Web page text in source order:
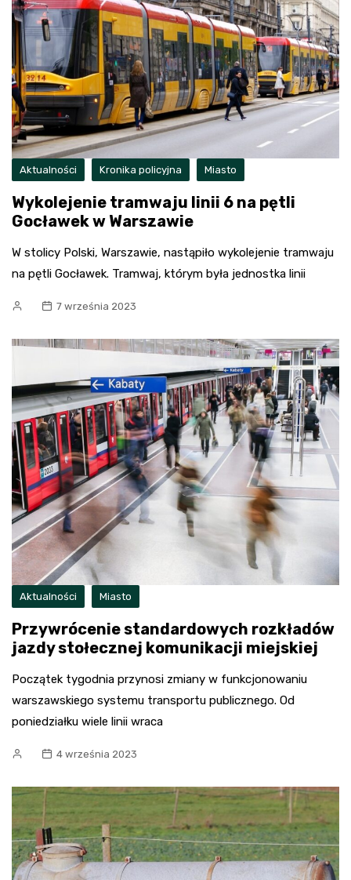
Aktualności Kronika policyjna Miasto
Wykolejenie tramwaju linii 6 na pętli
Gocławek w Warszawie
W stolicy Polski, Warszawie, nastąpiło wykolejenie tramwaju
na pętli Gocławek. Tramwaj, którym była jednostka linii
7 września 2023
Aktualności Miasto
Przywrócenie standardowych rozkładów
jazdy stołecznej komunikacji miejskiej
Początek tygodnia przynosi zmiany w funkcjonowaniu
warszawskiego systemu transportu publicznego. Od
poniedziałku wiele linii wraca
4 września 2023